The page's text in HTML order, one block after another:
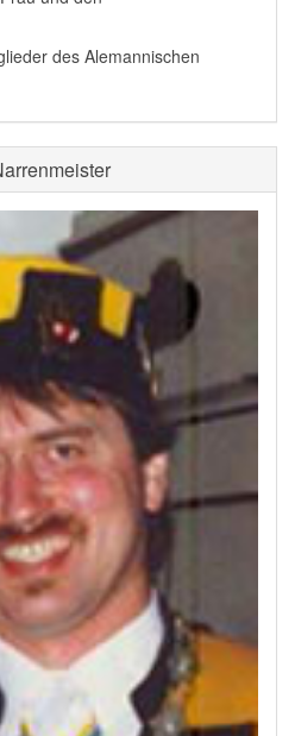
des Alemannischen